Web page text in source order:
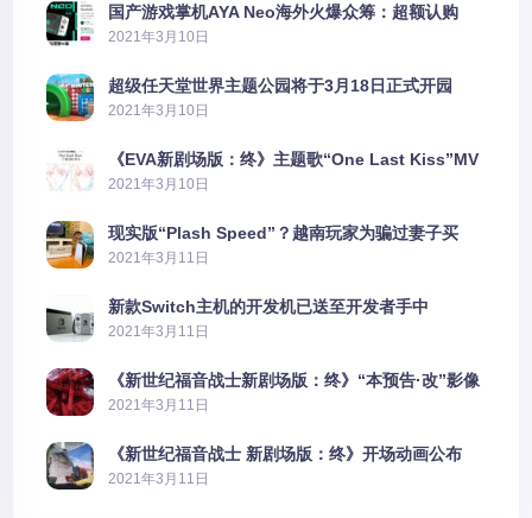
国产游戏掌机AYA Neo海外火爆众筹：超额认购
2606%
2021年3月10日
超级任天堂世界主题公园将于3月18日正式开园
2021年3月10日
《EVA新剧场版：终》主题歌“One Last Kiss”MV
公布
2021年3月10日
现实版“Plash Speed”？越南玩家为骗过妻子买
PS5上演好戏
2021年3月11日
新款Switch主机的开发机已送至开发者手中
2021年3月11日
《新世纪福音战士新剧场版：终》“本预告·改”影像
公开
2021年3月11日
《新世纪福音战士 新剧场版：终》开场动画公布
2021年3月11日